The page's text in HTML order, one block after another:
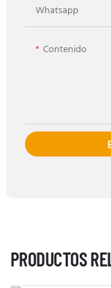
Whatsapp
Contenido
PRODUCTOS